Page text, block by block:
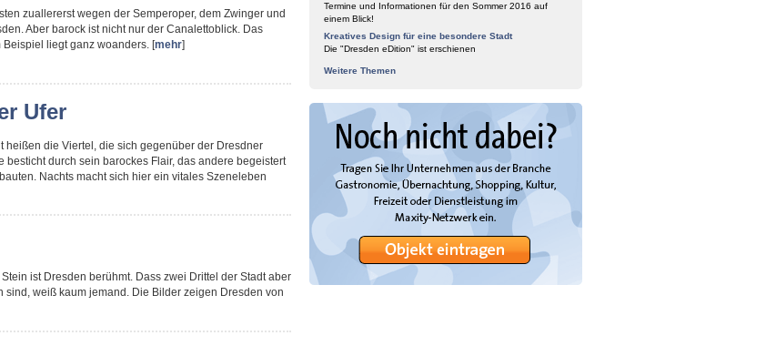
zuallererst wegen der Semperoper, dem Zwinger und
Aber barock ist nicht nur der Canalettoblick. Das
liegt ganz woanders. [mehr]
Ufer
heißen die Viertel, die sich gegenüber der Dresdner
besticht durch sein barockes Flair, das andere begeistert
Nachts macht sich hier ein vitales Szeneleben
ist Dresden berühmt. Dass zwei Drittel der Stadt aber
sind, weiß kaum jemand. Die Bilder zeigen Dresden von
Termine und Informationen für den Sommer 2016 auf
einem Blick!
Kreatives Design für eine besondere Stadt
Die "Dresden eDition" ist erschienen
Weitere Themen